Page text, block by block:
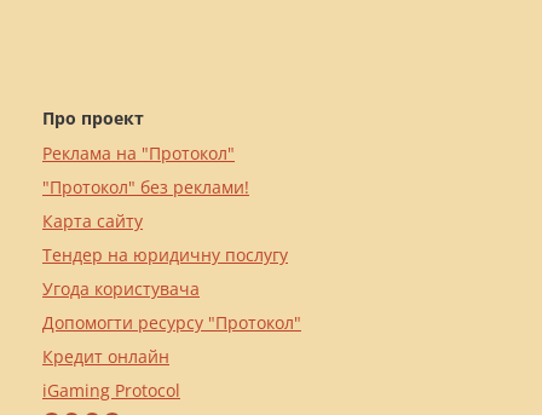
Про проект
Реклама на "Протокол"
"Протокол" без реклами!
Карта сайту
Тендер на юридичну послугу
Угода користувача
Допомогти ресурсу "Протокол"
Кредит онлайн
iGaming Protocol